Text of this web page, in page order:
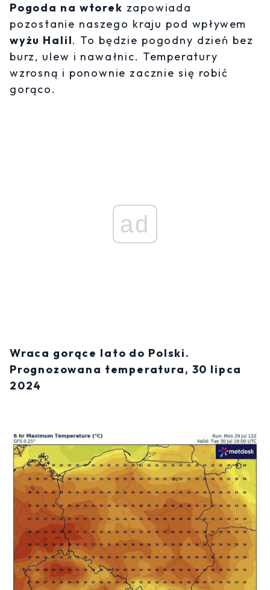
Pogoda na wtorek zapowiada
pozostanie naszego kraju pod wpływem
wyżu Halil. To będzie pogodny dzień bez
burz, ulew i nawałnic. Temperatury
wzrosną i ponownie zacznie się robić
gorąco.
ad
Wraca gorące lato do Polski.
Prognozowana temperatura, 30 lipca
2024